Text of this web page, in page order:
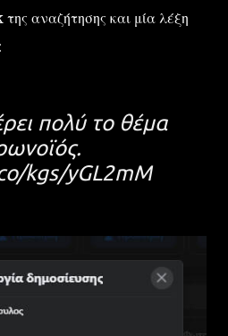
αναζήτησης και μία λέξη
πολύ το θέμα
kgs/yGL2mM